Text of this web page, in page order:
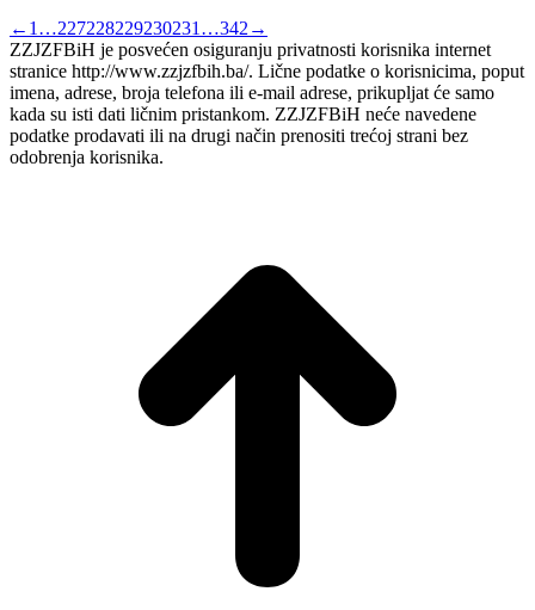
← 1 …227228229230231 …342 →
ZZJZFBiH je posvećen osiguranju privatnosti korisnika internet
stranice http://www.zzjzfbih.ba/. Lične podatke o korisnicima, poput
imena, adrese, broja telefona ili e-mail adrese, prikupljat će samo
kada su isti dati ličnim pristankom. ZZJZFBiH neće navedene
podatke prodavati ili na drugi način prenositi trećoj strani bez
odobrenja korisnika.